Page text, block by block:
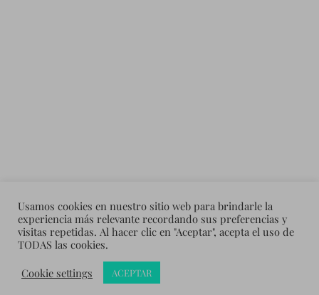
CREADO CON WORDPRESS
Usamos cookies en nuestro sitio web para brindarle la
experiencia más relevante recordando sus preferencias y
visitas repetidas. Al hacer clic en "Aceptar", acepta el uso de
TODAS las cookies.
Cookie settings
ACEPTAR